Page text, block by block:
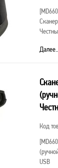
Далее...
Код
USB